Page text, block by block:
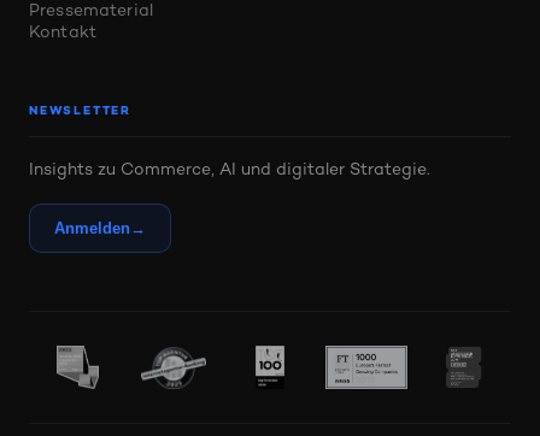
Pressematerial
Kontakt
NEWSLETTER
Insights zu Commerce, AI und digitaler Strategie.
Anmelden→